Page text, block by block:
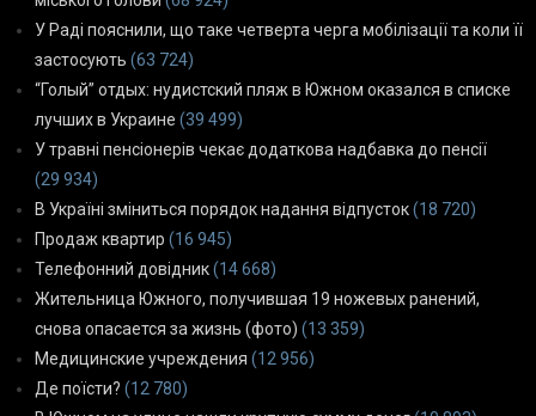
У Раді пояснили, що таке четверта черга мобілізації та коли її
застосують (63 724)
“Голый” отдых: нудистский пляж в Южном оказался в списке
лучших в Украине (39 499)
У травні пенсіонерів чекає додаткова надбавка до пенсії
(29 934)
В Україні зміниться порядок надання відпусток(18 720)
Продаж квартир (16 945)
Телефонний довідник(14 668)
Жительница Южного, получившая 19 ножевых ранений,
снова опасается за жизнь (фото) (13 359)
Медицинские учреждения (12 956)
Де поїсти? (12 780)